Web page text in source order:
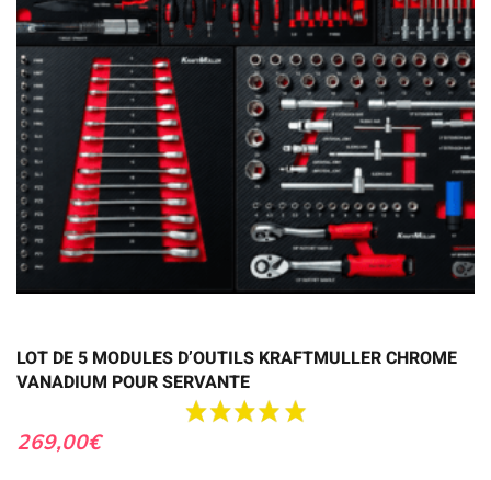
LOT DE 5 MODULES D’OUTILS KRAFTMULLER CHROME
VANADIUM POUR SERVANTE
269,00€